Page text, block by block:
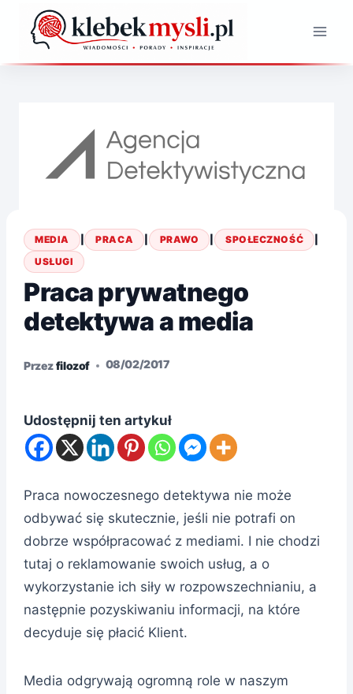
Przejdź
MEDIA | PRACA PRAWO | SPOŁECZNOŚĆ
USŁUGI
Praca prywatnego
detektywa a media
Przezfilozof 08/02/2017
Udostępnij ten artykuł
Praca nowoczesnego detektywa nie może
odbywać się skutecznie, jeśli nie potrafi on
dobrze współpracować z mediami. I nie chodzi
tutaj o reklamowanie swoich usług, a o
wykorzystanie ich siły w rozpowszechnianiu, a
następnie pozyskiwaniu informacji, na które
decyduje się płacić Klient.
Media odgrywają ogromną role w naszym